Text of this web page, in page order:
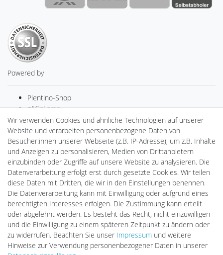
Powered by
Plentino-Shop
gAGaLamp
Drohnenstore24
Cardanlight-Shop
Batteriespeicher
PlentiSolar
Gebrauchtlicht
Ledkauf
DEYESOLAR
Lightech Connect
CardanLight Europe
FORTIMO LEDs
LED-RETROSHOP
MeinUSB
Wir verwenden Cookies und ähnliche Technologien auf unserer
Website und verarbeiten personenbezogene Daten von
Besucher:innen unserer Webseite (z.B. IP-Adresse), um z.B. Inhalte
und Anzeigen zu personalisieren, Medien von Drittanbietern
einzubinden oder Zugriffe auf unsere Website zu analysieren. Die
Datenverarbeitung erfolgt erst durch gesetzte Cookies. Wir teilen
diese Daten mit Dritten, die wir in den Einstellungen benennen.
Die Datenverarbeitung kann mit Einwilligung oder aufgrund eines
berechtigten Interesses erfolgen. Die Zustimmung kann erteilt
oder abgelehnt werden. Es besteht das Recht, nicht einzuwilligen
und die Einwilligung zu einem späteren Zeitpunkt zu ändern oder
zu widerrufen. Beachten Sie unser Impressum und weitere
Hinweise zur Verwendung personenbezogener Daten in unserer